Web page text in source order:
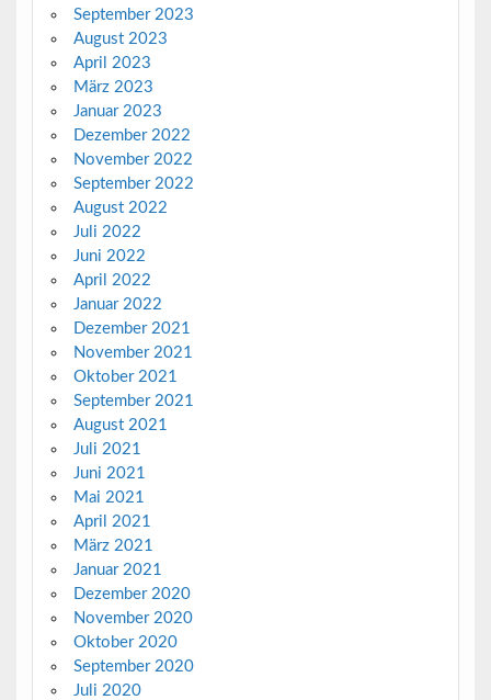
September 2023
August 2023
April 2023
März 2023
Januar 2023
Dezember 2022
November 2022
September 2022
August 2022
Juli 2022
Juni 2022
April 2022
Januar 2022
Dezember 2021
November 2021
Oktober 2021
September 2021
August 2021
Juli 2021
Juni 2021
Mai 2021
April 2021
März 2021
Januar 2021
Dezember 2020
November 2020
Oktober 2020
September 2020
Juli 2020